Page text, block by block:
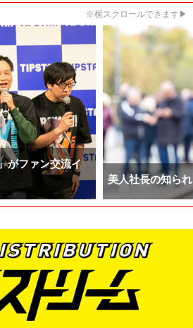
※横スクロールできます▶
がファン交流イ
美人社長の知ら